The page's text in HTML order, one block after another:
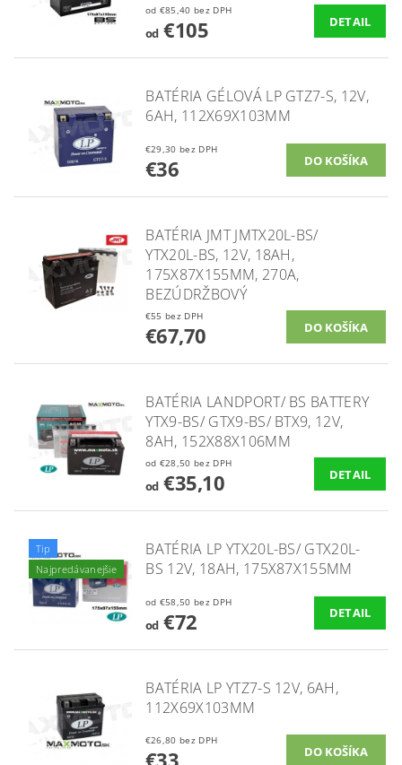
od €85,40 bez DPH
od€105 DETAIL
BATÉRIA GÉLOVÁ LP GTZ7-S, 12V,
6AH, 112X69X103MM
€29,30 bez DPH
€36
BATÉRIA JMT JMTX20L-BS/
YTX20L-BS, 12V, 18AH,
175X87X155MM, 270A,
BEZÚDRŽBOVÝ
€55 bez DPH
€67,70
BATÉRIA LANDPORT/ BS BATTERY
YTX9-BS/ GTX9-BS/ BTX9, 12V,
8AH, 152X88X106MM
od €28,50 bez DPH
od€35,10 DETAIL
Tip
Najpredávanejšie
BATÉRIA LP YTX20L-BS/ GTX20L-
BS 12V, 18AH, 175X87X155MM
od €58,50 bez DPH
od€72 DETAIL
BATÉRIA LP YTZ7-S 12V, 6AH,
112X69X103MM
€26,80 bez DPH